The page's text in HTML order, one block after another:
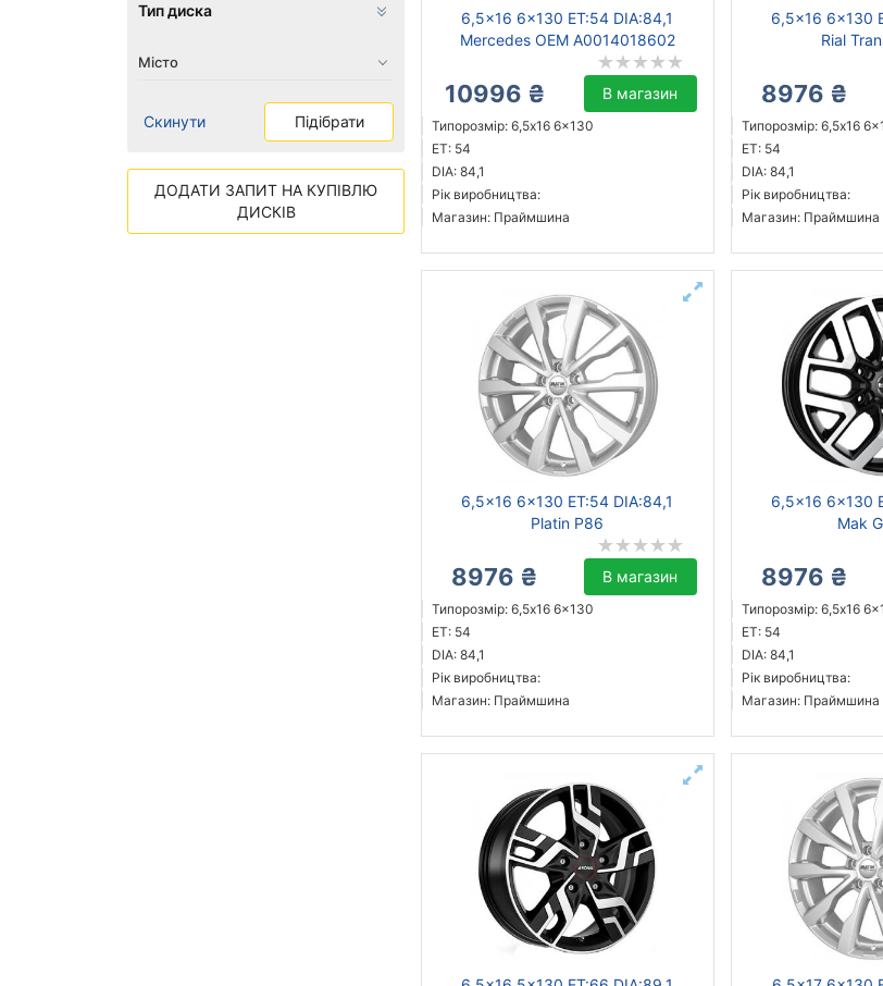
6,5x16 6x130 ET:54 DIA:84,1
Mercedes OEM A0014018602
10996 ₴ В магазин
Типорозмір: 6,5x16 6x130
ET: 54
DIA: 84,1
Рік виробництва:
Магазин: Праймшина
6,5x16 6x130
Rial
8976 ₴
Типорозмір: 6,5x16
ET: 54
DIA: 84,1
Рік виробництва:
Магазин: Праймшина
6,5x16 6x130 ET:54 DIA:84,1
Platin P86
8976 ₴ В магазин
Типорозмір: 6,5x16 6x130
ET: 54
DIA: 84,1
Рік виробництва:
Магазин: Праймшина
6,5x16 6x130
Mak
8976 ₴
Типорозмір: 6,5x16
ET: 54
DIA: 84,1
Рік виробництва:
Магазин: Праймшина
Тип диска
Скинути Підібрати
ДОДАТИ ЗАПИТ НА КУПІВЛЮ
ДИСКІВ